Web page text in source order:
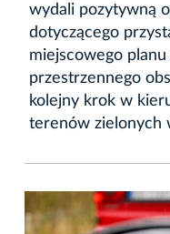
wydali pozytywną
dotyczącego
miejscowego
przestrzennego
kolejny krok w
terenów zielonych